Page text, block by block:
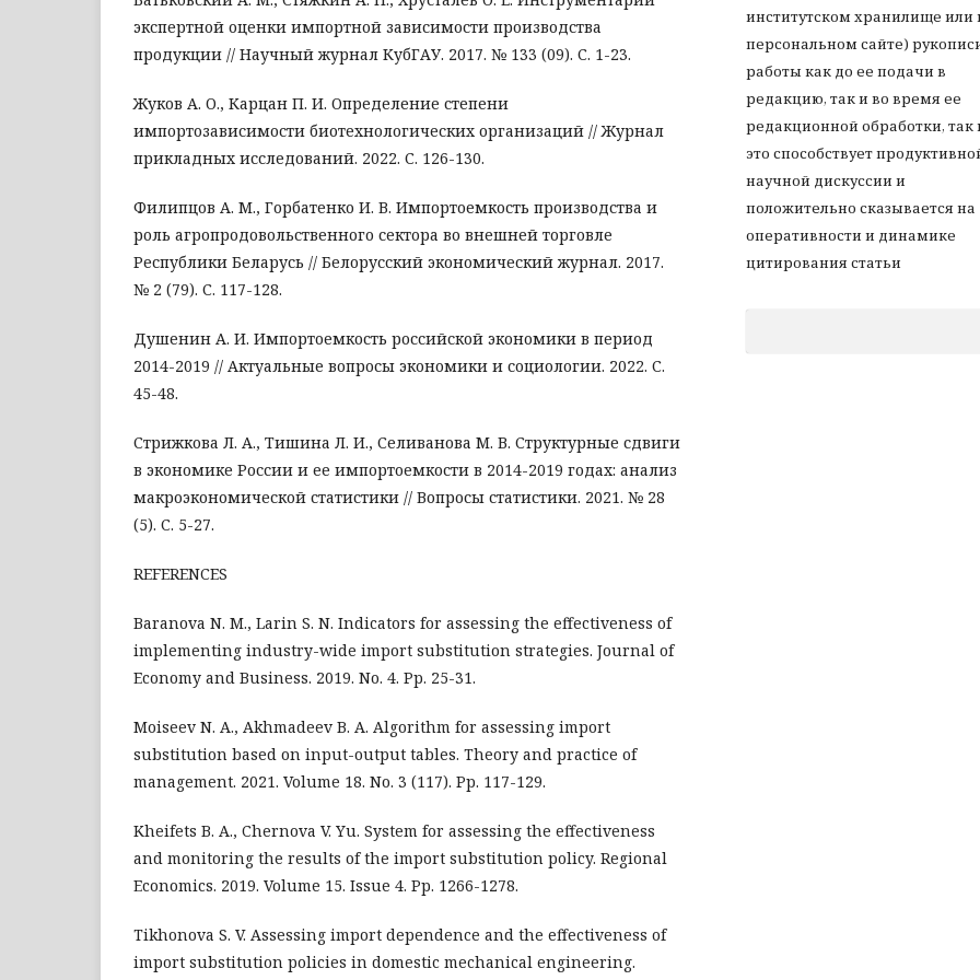
экспертной оценки импортной зависимости производства
продукции // Научный журнал КубГАУ. 2017. № 133 (09). С. 1-23.
Жуков А. О., Карцан П. И. Определение степени
импортозависимости биотехнологических организаций // Журнал
прикладных исследований. 2022. С. 126-130.
Филипцов А. М., Горбатенко И. В. Импортоемкость производства и
роль агропродовольственного сектора во внешней торговле
Республики Беларусь // Белорусский экономический журнал. 2017.
№ 2 (79). С. 117-128.
Душенин А. И. Импортоемкость российской экономики в период
2014-2019 // Актуальные вопросы экономики и социологии. 2022. С.
45-48.
Стрижкова Л. А., Тишина Л. И., Селиванова М. В. Структурные сдвиги
в экономике России и ее импортоемкости в 2014-2019 годах: анализ
макроэкономической статистики // Вопросы статистики. 2021. № 28
(5). С. 5-27.
REFERENCES
Baranova N. M., Larin S. N. Indicators for assessing the effectiveness of
implementing industry-wide import substitution strategies. Journal of
Economy and Business. 2019. No. 4. Pp. 25-31.
Moiseev N. A., Akhmadeev B. A. Algorithm for assessing import
substitution based on input-output tables. Theory and practice of
management. 2021. Volume 18. No. 3 (117). Pp. 117-129.
Kheifets B. A., Chernova V. Yu. System for assessing the effectiveness
and monitoring the results of the import substitution policy. Regional
Economics. 2019. Volume 15. Issue 4. Pp. 1266-1278.
Tikhonova S. V. Assessing import dependence and the effectiveness of
import substitution policies in domestic mechanical engineering.
институтском хранилище или
персональном сайте)
работы как до ее подачи в
редакцию, так и во время ее
редакционной обработки, так
это способствует
научной дискуссии и
положительно сказывается на
оперативности и динамике
цитирования статьи